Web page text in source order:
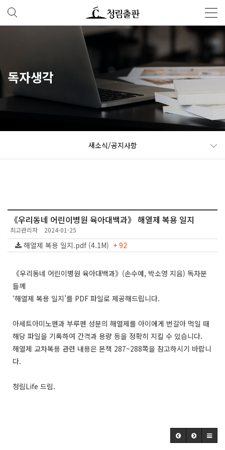
독자생각
새소식/공지사항
《우리동네 어린이병원 육아대백과》 해열제 복용 일지
최고관리자 2024-01-25
해열제 복용 일지.pdf (4.1M) + 92
《우리동네 어린이병원 육아대백과》(손수예, 박소영 지음) 독자분
들께
‘해열제 복용 일지’를 PDF 파일로 제공해드립니다.
아세트아미노펜과 부루펜 성분의 해열제를 아이에게 번갈아 먹일 때
해당 파일을 기록하여 간격과 용량 등을 정확히 지킬 수 있습니다.
해열제 교차복용 관련 내용은 본책 287~288쪽을 참고하시기 바랍니
다.
청림Life 드림.